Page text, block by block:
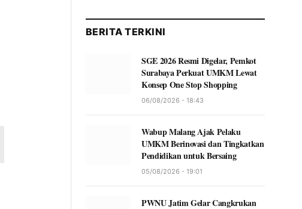
BERITA TERKINI
SGE 2026 Resmi Digelar, Pemkot
Surabaya Perkuat UMKM Lewat
Konsep One Stop Shopping
06/08/2026 - 18:43
Wabup Malang Ajak Pelaku
UMKM Berinovasi dan Tingkatkan
Pendidikan untuk Bersaing
05/08/2026 - 19:01
PWNU Jatim Gelar Cangkrukan